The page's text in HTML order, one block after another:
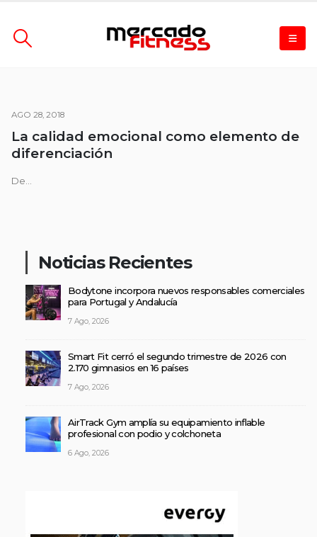
AGO 28, 2018
La calidad emocional como elemento de
diferenciación
De...
Noticias Recientes
Bodytone incorpora nuevos responsables comerciales
para Portugal y Andalucía
7 Ago, 2026
Smart Fit cerró el segundo trimestre de 2026 con
2.170 gimnasios en 16 países
7 Ago, 2026
AirTrack Gym amplía su equipamiento inflable
profesional con podio y colchoneta
6 Ago, 2026